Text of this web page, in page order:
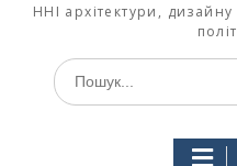
ННІ архітектури, дизайну